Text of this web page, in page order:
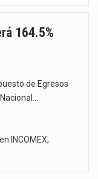
164.5%
de Egresos
INCOMEX,